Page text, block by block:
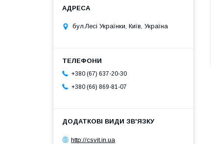
бул.Лесі Українки, Київ, Україна
+380 (67) 637-20-30
+380 (66) 869-81-07
http://csvit.in.ua